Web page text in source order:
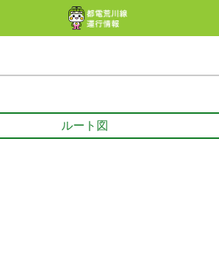
ルート図